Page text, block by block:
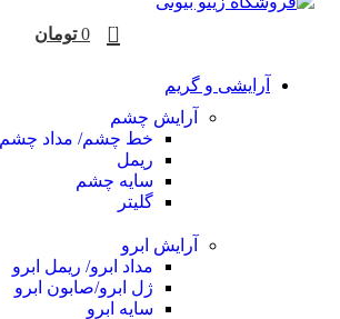
0
0 تومان
آرایشی و گریم
آرایش چشم
خط چشم/ مداد چشم
ریمل
سایه چشم
گلیتر
آرایش ابرو
مداد ابرو/ ریمل ابرو
ژل ابرو/صابون ابرو
سایه ابرو